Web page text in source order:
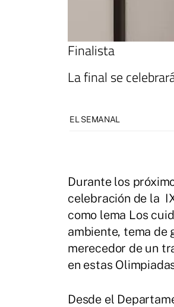
Finalista
La final se
EL SEMANAL
Durante los
celebración de la
como lema Los
ambiente, tema de
merecedor de un
en estas
Desde el